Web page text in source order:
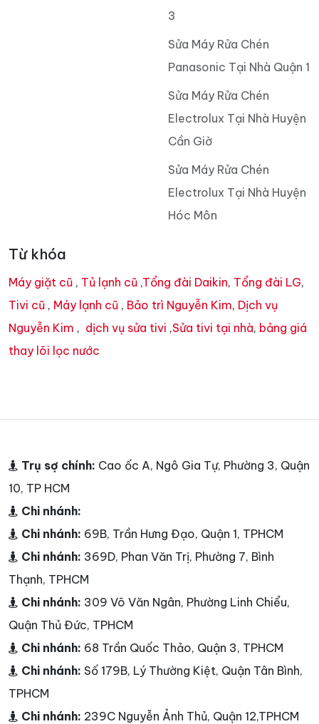
3
Sửa Máy Rửa Chén
Panasonic Tại Nhà Quận 1
Sửa Máy Rửa Chén
Electrolux Tại Nhà Huyện
Cần Giờ
Sửa Máy Rửa Chén
Electrolux Tại Nhà Huyện
Hóc Môn
Từ khóa
Máy giặt cũ , Tủ lạnh cũ ,Tổng đài Daikin, Tổng đài LG,
Tivi cũ , Máy lạnh cũ , Bảo trì Nguyễn Kim, Dịch vụ
Nguyễn Kim , dịch vụ sửa tivi ,Sửa tivi tại nhà, bảng giá
thay lõi lọc nước
Trụ sợ chính: Cao ốc A, Ngô Gia Tự, Phường 3, Quận
10, TP HCM
Chi nhánh:
Chi nhánh: 69B, Trần Hưng Đạo, Quận 1, TPHCM
Chi nhánh: 369D, Phan Văn Trị, Phường 7, Bình
Thạnh, TPHCM
Chi nhánh: 309 Võ Văn Ngân, Phường Linh Chiểu,
Quận Thủ Đức, TPHCM
Chi nhánh: 68 Trần Quốc Thảo, Quận 3, TPHCM
Chi nhánh: Số 179B, Lý Thường Kiệt, Quận Tân Bình,
TPHCM
Chi nhánh: 239C Nguyễn Ảnh Thủ, Quận 12,TPHCM